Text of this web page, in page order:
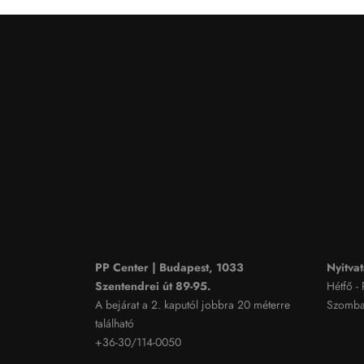
PP Center | Budapest, 1033
Szentendrei út 89-95.
A bejárat a 2. kaputól jobbra 20 méterre
található
+36-30/114-0050
Hétfő -